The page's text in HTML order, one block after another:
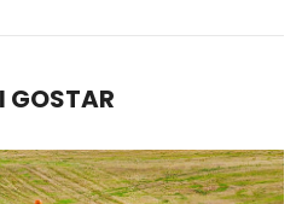
GOSTAR